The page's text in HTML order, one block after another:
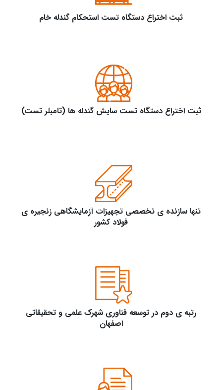
ثبت اختراع دستگاه تست استحکام گندله خام
ثبت اختراع دستگاه تست سایش گندله ها (تامبلر تست)
تنها سازنده ی تخصصی تجهیزات آزمایشگاهی زنجیره ی
فولاد کشور
رتبه ی دوم در توسعه فناوری شهرک علمی و تحقیقاتی
اصفهان